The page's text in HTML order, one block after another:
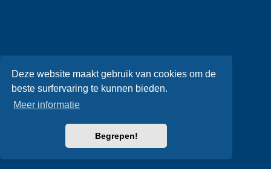
Deze website maakt gebruik van cookies om de
beste surfervaring te kunnen bieden.
Meer informatie
Begrepen!